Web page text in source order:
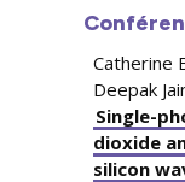
Catherine
Deepak
Single-
dioxide
silicon